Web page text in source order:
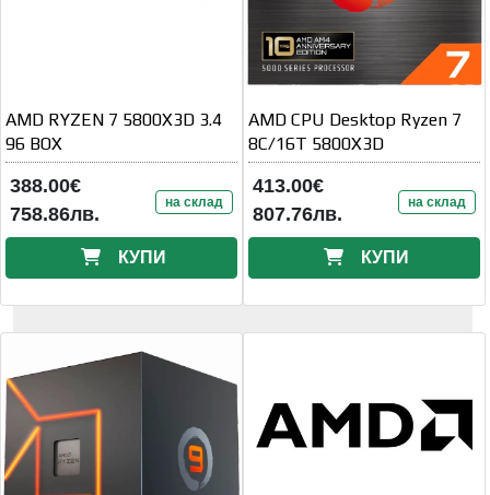
AMD RYZEN 7 5800X3D 3.4
96 BOX
388.00€
758.86лв.
на склад
КУПИ
AMD CPU Desktop Ryzen 7
8C/16T 5800X3D
413.00€
807.76лв.
на склад
КУПИ